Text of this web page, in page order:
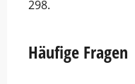
298.
Häufige Fragen